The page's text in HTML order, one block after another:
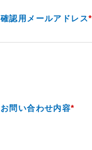
確認用メールアドレス*
お問い合わせ内容*